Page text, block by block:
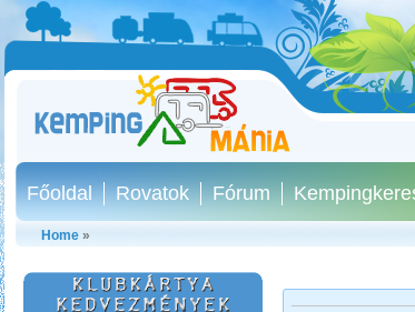
Főoldal Rovatok Fórum
Home»